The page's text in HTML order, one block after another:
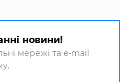
новини!
мережі та e-mail